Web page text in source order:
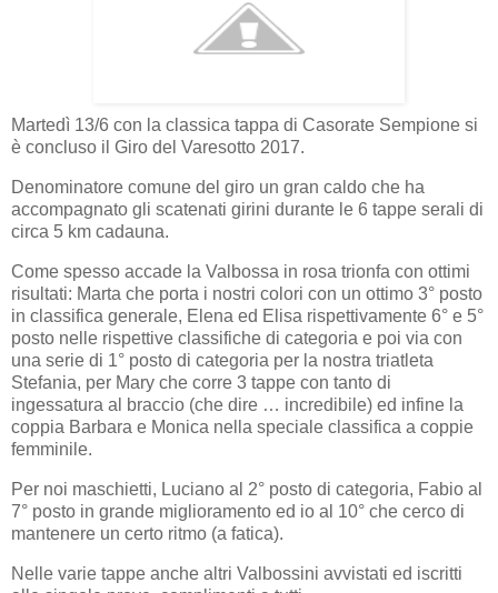
Martedì 13/6 con la classica tappa di Casorate Sempione si
è concluso il Giro del Varesotto 2017.
Denominatore comune del giro un gran caldo che ha
accompagnato gli scatenati girini durante le 6 tappe serali di
circa 5 km cadauna.
Come spesso accade la Valbossa in rosa trionfa con ottimi
risultati: Marta che porta i nostri colori con un ottimo 3° posto
in classifica generale, Elena ed Elisa rispettivamente 6° e 5°
posto nelle rispettive classifiche di categoria e poi via con
una serie di 1° posto di categoria per la nostra triatleta
Stefania, per Mary che corre 3 tappe con tanto di
ingessatura al braccio (che dire … incredibile) ed infine la
coppia Barbara e Monica nella speciale classifica a coppie
femminile.
Per noi maschietti, Luciano al 2° posto di categoria, Fabio al
7° posto in grande miglioramento ed io al 10° che cerco di
mantenere un certo ritmo (a fatica).
Nelle varie tappe anche altri Valbossini avvistati ed iscritti